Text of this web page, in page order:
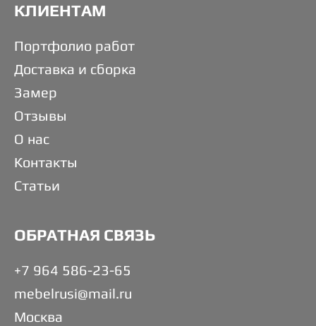
КЛИЕНТАМ
Портфолио работ
Доставка и сборка
Замер
Отзывы
О нас
Контакты
Статьи
ОБРАТНАЯ СВЯЗЬ
+7 964 586-23-65
mebelrusi@mail.ru
Москва